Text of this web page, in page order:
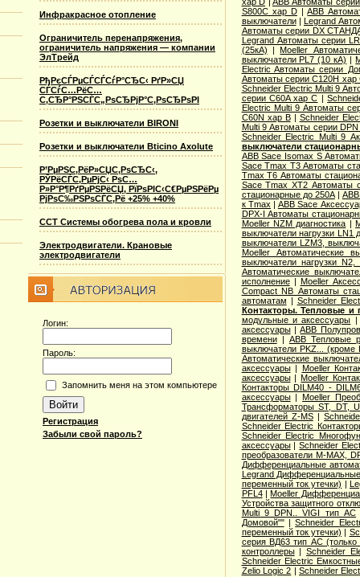
Инфракрасное отопление
Ограничитель перенапряжения,
ограничитель напряжения — компании
ЭлТрейд
РђРєСЃРµСЃСЃСѓР°СЂС‹ РґР»СЏ
СЃСѓС…РёС…
С‚СЂР°РЅСЃС„РѕСЂРјР°С‚РѕСЂРѕРІ
Розетки и выключатели BIRONI
Розетки и выключатели Bticino Axolute
Р’РµРЅС‚РёР»СЏС‚РѕСЂС‹,
РЎРёСЃС‚РµРјС‹ РѕС…
Р»Р°Р¶РґРµРЅРёСЏ, РїРѕРІС‹С€РµРЅРёРµ
РјРѕС‰РЅРѕСЃС‚Рё +25% +40%
ССТ Системы обогрева пола и кровли
Электродвигатели. Крановые
электродвигатели
Логин:
Пароль:
Запомнить меня на этом компьютере
Регистрация
Забыли свой пароль?
S800C хар D|ABB
выключатели| Legrand
Автоматы серии DX
Legrand Автоматы серии
(25кА) |Moeller
выключатели PL7 (10 кА) |
Electric Aвтоматы серии
Автоматы серии C120H хар
Schneider Electric Multi 9
серии C60A хар C |
Electric Multi 9 Автоматы
C60N хар B| Schneider
Multi 9 Автоматы серии
Schneider Electric Multi 9
выключатели
ABB Sace Isomax S
Sace Tmax T3 Автоматы
Tmax T6 Автоматы
Sace Tmax XT2 Автоматы
стационарные до 250А|
к Tmax | ABB Sace
DPX-I Автоматы
Moeller NZM диагностика |
выключатели нагрузки LN1
выключатели LZM3,
Moeller Автоматические
выключатели нагрузки
Автоматические
исполнение| Moeller
Compact NB Автоматы
автоматам | Schneider
Контакторы. Тепловые и
модульные и аксессуары
аксессуары|ABB
времени| ABB Тепловые
выключатели PKZ... (кроме
Автоматические
аксессуары| Moeller
аксессуары|Moeller
Контакторы DILM40 -
аксессуары|Moeller
Трансформаторы ST, DT,
двигателей Z-MS|
Schneider Electric
Schneider Electric
аксессуары|Schneider
преобразователи M-MAX,
Дифференциальные
Legrand
переменный ток утечки) |
PFL4|Moeller
Устройства защитного
Multi 9 DPN.. VIGI тип AС
Домовой""|Schneider
переменный ток утечки) |
серия ВД63 тип АС (только
контроллеры| Schneider
Schneider Electric
Zelio Logic 2 | Schneider